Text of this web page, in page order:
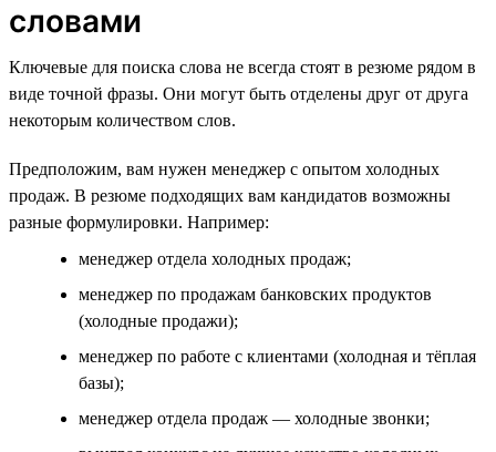
словами
Ключевые для поиска слова не всегда стоят в резюме рядом в
виде точной фразы. Они могут быть отделены друг от друга
некоторым количеством слов.
Предположим, вам нужен менеджер с опытом холодных
продаж. В резюме подходящих вам кандидатов возможны
разные формулировки. Например:
менеджер отдела холодных продаж;
менеджер по продажам банковских продуктов
(холодные продажи);
менеджер по работе с клиентами (холодная и тёплая
базы);
менеджер отдела продаж — холодные звонки;